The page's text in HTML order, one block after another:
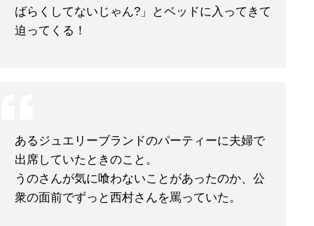
ばらくしてないじゃん?」とベッドに入ってきて
迫ってくる！
あるジュエリーブランドのパーティーに夫婦で
出席していたときのこと。
うのさんが気に喰わないことがあったのか、公
衆の面前でずっと西村さんを罵っていた。